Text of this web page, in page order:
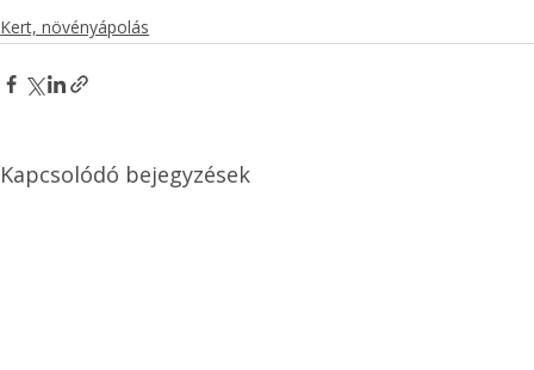
Kert, növényápolás
Kapcsolódó bejegyzések